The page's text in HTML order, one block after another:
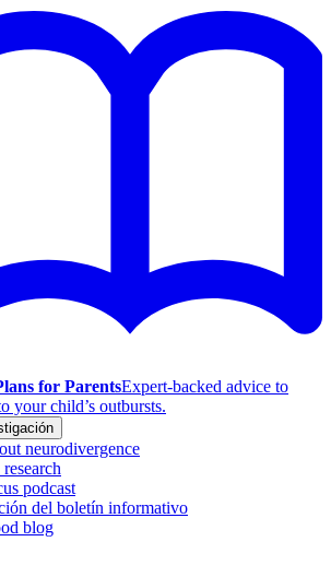
for ParentsExpert-backed advice to
your child’s outbursts.
neurodivergence
podcast
del boletín informativo
blog